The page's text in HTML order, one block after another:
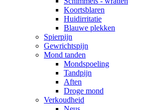
Koortsblaren
Huidirritatie
Blauwe plekken
Spierpijn
Gewrichtspijn
Mond tanden
Mondspoeling
Tandpijn
Aften
Droge mond
Verkoudheid